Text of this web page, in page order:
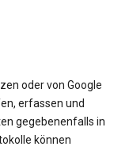
oder von Google
erfassen und
gegebenenfalls in
können